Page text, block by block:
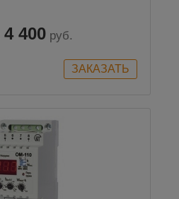
4 400 руб.